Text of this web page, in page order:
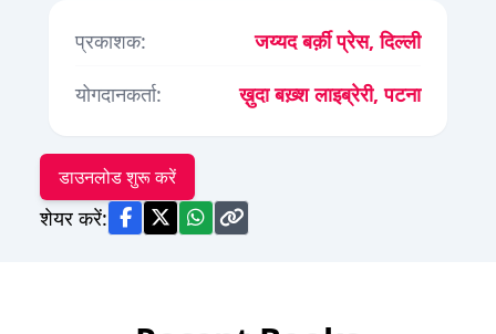
प्रकाशक:
जय्यद बर्क़ी प्रेस, दिल्ली
योगदानकर्ता:
ख़ुदा बख़्श लाइब्रेरी, पटना
डाउनलोड शुरू करें
शेयर करें: